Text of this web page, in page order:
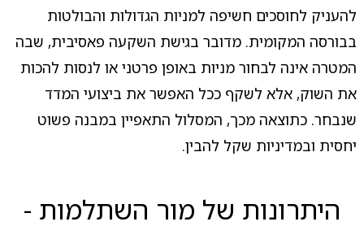
להעניק לחוסכים חשיפה למניות הגדולות והבולטות
בבורסה המקומית. מדובר בגישת השקעה פאסיבית, שבה
המטרה אינה לבחור מניות באופן פרטני או לנסות להכות
את השוק, אלא לשקף ככל האפשר את ביצועי המדד
שנבחר. כתוצאה מכך, המסלול התאפיין במבנה פשוט
יחסית ובמדיניות שקל להבין.
היתרונות של מור השתלמות -